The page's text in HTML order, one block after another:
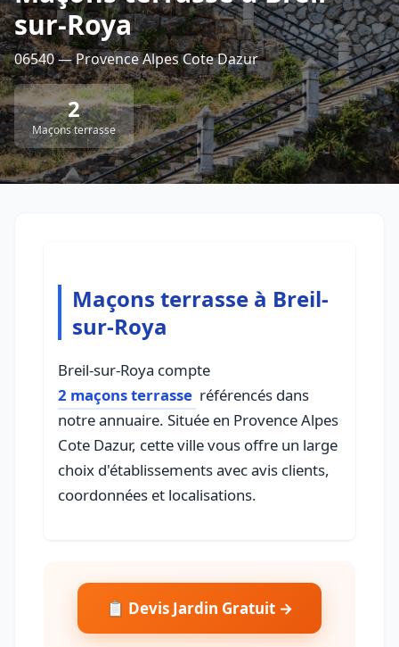
CGU Confidentialité - Service proposé parViteUnDevis.com-Vous
sur-Roya
06540 — Provence Alpes Cote Dazur
2
Maçons terrasse
Maçons terrasse à Breil-
sur-Roya
Breil-sur-Roya compte
2 maçons terrasse référencés dans
notre annuaire. Située en Provence Alpes
Cote Dazur, cette ville vous offre un large
choix d'établissements avec avis clients,
coordonnées et localisations.
📋 Devis Jardin Gratuit →